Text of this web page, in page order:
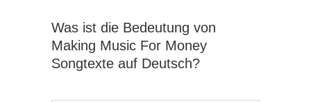
Was ist die Bedeutung von
Making Music For Money
Songtexte auf Deutsch?